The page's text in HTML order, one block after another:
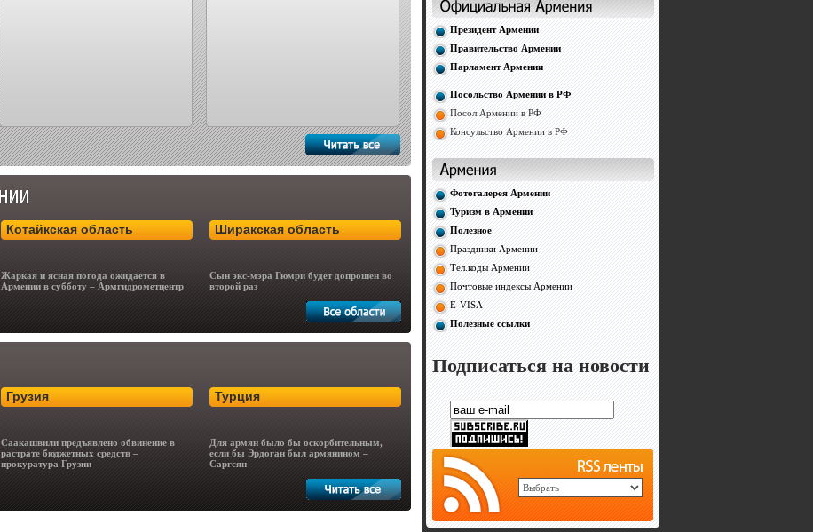
Котайкская область
Жаркая и ясная погода ожидается в
Армении в субботу – Армгидрометцентр
Ширакская область
Сын экс-мэра Гюмри будет допрошен во
второй раз
Грузия
Саакашвили предъявлено обвинение в
растрате бюджетных средств –
прокуратура Грузии
Турция
Для армян было бы оскорбительным,
если бы Эрдоган был армянином –
Саргсян
Президент Армении
Правительство Армении
Парламент Армении
Посольство Армении в РФ
Посол Армении в РФ
Консульство Армении в РФ
Фотогалерея Армении
Туризм в Армении
Полезное
Праздники Армении
Тел.коды Армении
Почтовые индексы Армении
E-VISA
Полезные ссылки
Подписаться на новости